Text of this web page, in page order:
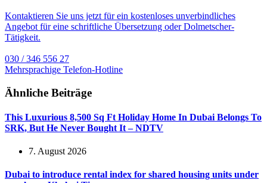
Kontaktieren Sie uns jetzt für ein kostenloses unverbindliches
Angebot für eine schriftliche Übersetzung oder Dolmetscher-
Tätigkeit.
030 / 346 556 27
Mehrsprachige Telefon-Hotline
Ähnliche Beiträge
This Luxurious 8,500 Sq Ft Holiday Home In Dubai Belongs To
SRK, But He Never Bought It – NDTV
7. August 2026
Dubai to introduce rental index for shared housing units under